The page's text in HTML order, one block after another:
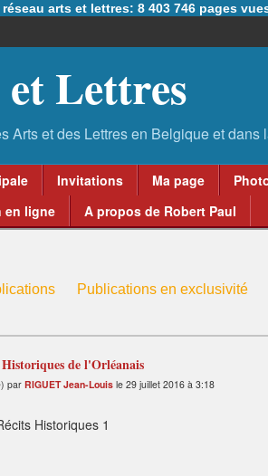
arts et lettres: 8 403 746 pages
Lettres
Invitations Ma page
en ligne
A propos de Robert Paul
Publications en exclusivité
de l'Orléanais
parRIGUET Jean-Louis le 29 juillet 2016 à 3:18